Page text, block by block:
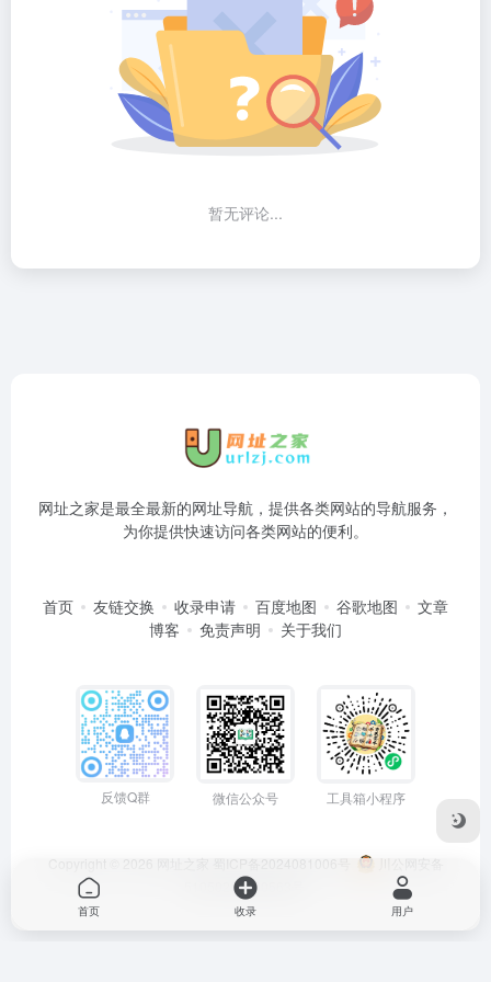
暂无评论...
网址之家是最全最新的网址导航，提供各类网站的导航服务，
为你提供快速访问各类网站的便利。
首页 友链交换 收录申请 百度地图 谷歌地图
文章
博客
免责声明 关于我们
反馈Q群 微信公众号 工具箱小程序
Copyright © 2026 网址之家 蜀ICP备2024081006号
川公网安备
51050202000563号
首页 收录 用户